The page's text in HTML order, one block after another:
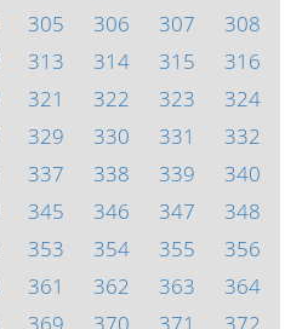
305 306 307
308
313 314 315
316
321 322 323
324
329 330 331
332
337 338 339
340
345 346 347
348
353 354 355
356
361 362 363
364